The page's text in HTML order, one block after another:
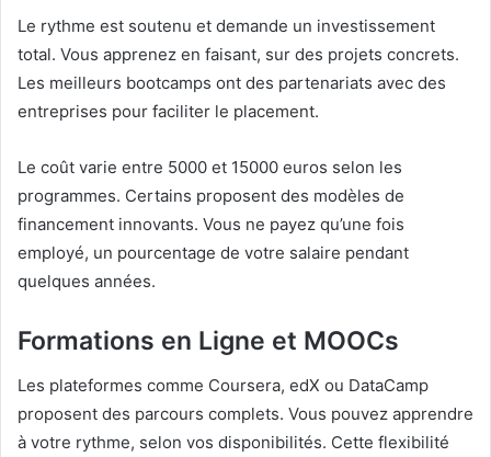
Le rythme est soutenu et demande un investissement
total. Vous apprenez en faisant, sur des projets concrets.
Les meilleurs bootcamps ont des partenariats avec des
entreprises pour faciliter le placement.
Le coût varie entre 5000 et 15000 euros selon les
programmes. Certains proposent des modèles de
financement innovants. Vous ne payez qu’une fois
employé, un pourcentage de votre salaire pendant
quelques années.
Formations en Ligne et MOOCs
Les plateformes comme Coursera, edX ou DataCamp
proposent des parcours complets. Vous pouvez apprendre
à votre rythme, selon vos disponibilités. Cette flexibilité